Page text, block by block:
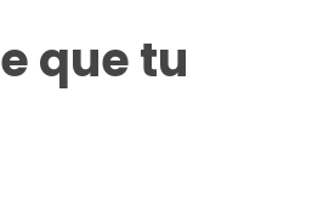
que tu